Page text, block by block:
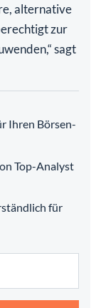
alternative
zur
sagt
Ihren Börsen-
Top-Analyst
für